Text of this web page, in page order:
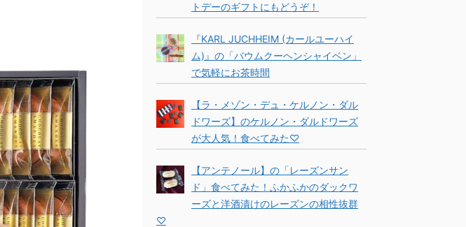
トデーのギフトにもどうぞ！
『KARL JUCHHEIM (カールユーハイ
ム)』の「バウムクーヘンシャイベン」
で気軽にお茶時間
【ラ・メゾン・デュ・ケルノン・ダル
ドワーズ】のケルノン・ダルドワーズ
が大人気！食べてみた♡
【アンテノール】の「レーズンサン
ド」食べてみた！ふかふかのダックワ
ーズと洋酒漬けのレーズンの相性抜群
♡